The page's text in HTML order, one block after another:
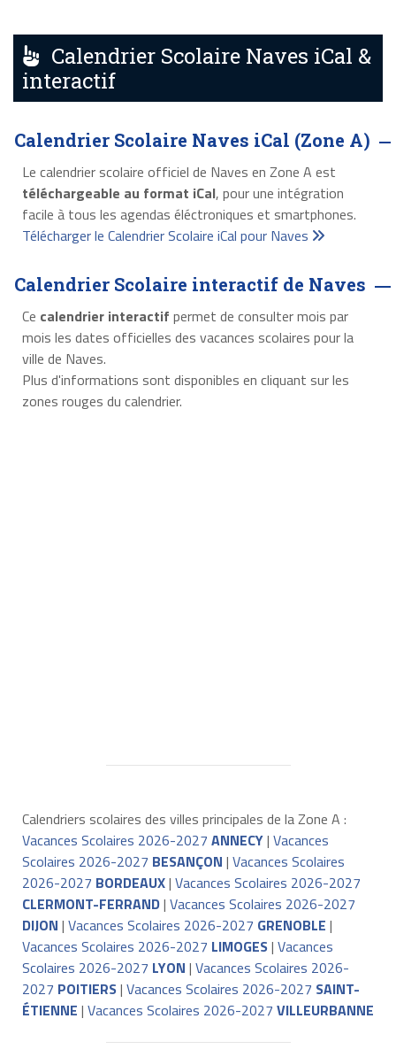
Calendrier Scolaire Naves iCal &
interactif
Calendrier Scolaire Naves iCal (Zone A)
Le calendrier scolaire officiel de Naves en Zone A est
téléchargeable au format iCal, pour une intégration
facile à tous les agendas éléctroniques et smartphones.
Télécharger le Calendrier Scolaire iCal pour Naves
Calendrier Scolaire interactif de Naves
Ce calendrier interactif permet de consulter mois par
mois les dates officielles des vacances scolaires pour la
ville de Naves.
Plus d'informations sont disponibles en cliquant sur les
zones rouges du calendrier.
Calendriers scolaires des villes principales de la Zone A :
Vacances Scolaires 2026-2027 ANNECY| Vacances
Scolaires 2026-2027 BESANÇON | Vacances Scolaires
2026-2027 BORDEAUX| Vacances Scolaires 2026-2027
CLERMONT-FERRAND| Vacances Scolaires 2026-2027
DIJON | Vacances Scolaires 2026-2027 GRENOBLE |
Vacances Scolaires 2026-2027 LIMOGES| Vacances
Scolaires 2026-2027 LYON | Vacances Scolaires 2026-
2027 POITIERS| Vacances Scolaires 2026-2027 SAINT-
ÉTIENNE | Vacances Scolaires 2026-2027 VILLEURBANNE